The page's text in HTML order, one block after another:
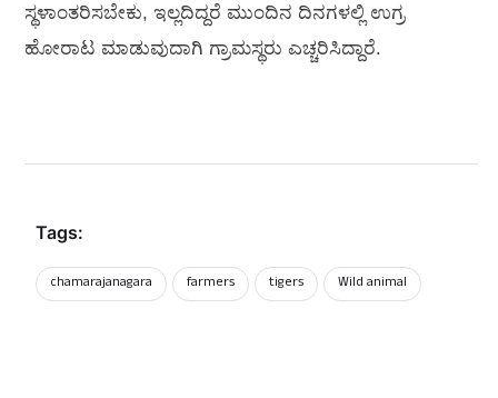
ಸ್ಥಳಾಂತರಿಸಬೇಕು, ಇಲ್ಲದಿದ್ದರೆ ಮುಂದಿನ ದಿನಗಳಲ್ಲಿ ಉಗ್ರ
ಹೋರಾಟ ಮಾಡುವುದಾಗಿ ಗ್ರಾಮಸ್ಥರು ಎಚ್ಚರಿಸಿದ್ದಾರೆ.
Tags:
chamarajanagara farmers tigers Wild animal